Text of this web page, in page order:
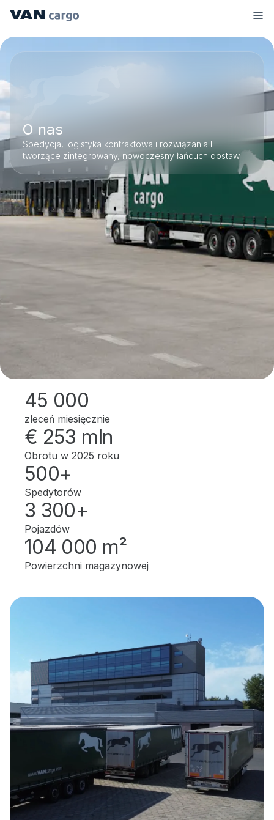
O nas
Spedycja, logistyka kontraktowa i rozwiązania IT
tworzące zintegrowany, nowoczesny łańcuch dostaw.
45 000
zleceń miesięcznie
€ 253 mln
Obrotu w 2025 roku
500+
Spedytorów
3 300+
Pojazdów
104 000 m²
Powierzchni magazynowej